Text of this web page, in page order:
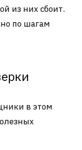
из них сбоит.
по шагам
в этом